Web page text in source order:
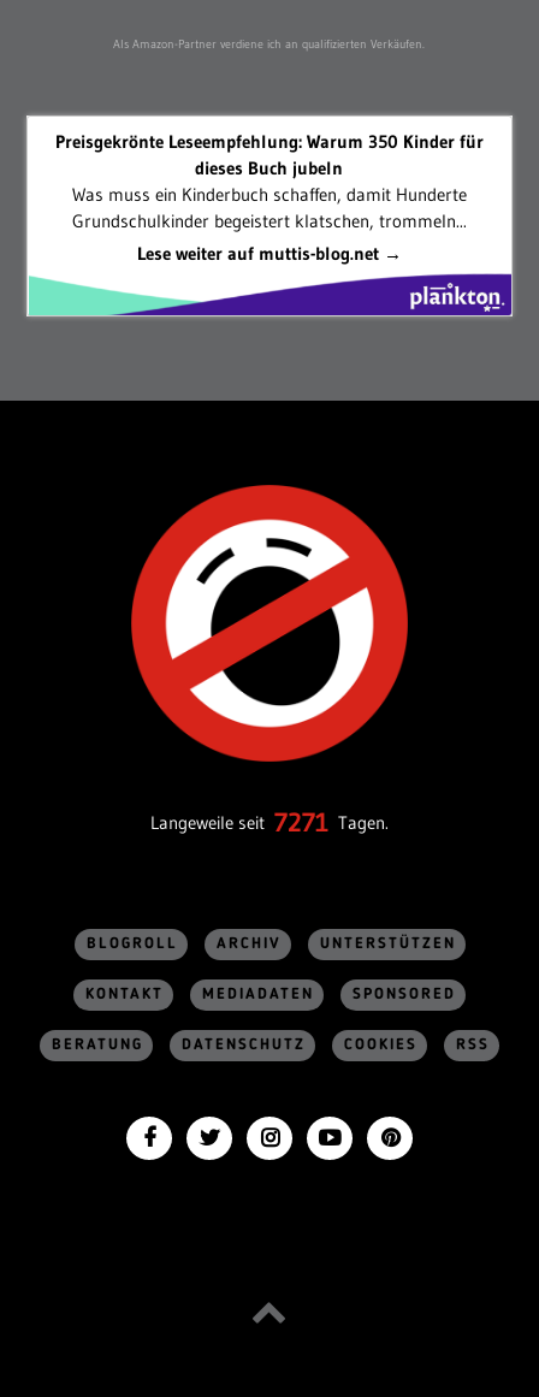
Als Amazon-Partner verdiene ich an qualifizierten Verkäufen.
Preisgekrönte Leseempfehlung: Warum 350 Kinder für
dieses Buch jubeln
Was muss ein Kinderbuch schaffen, damit Hunderte
Grundschulkinder begeistert klatschen, trommeln...
Lese weiter auf muttis-blog.net →
Langeweile seit 7271 Tagen.
BLOGROLL ARCHIV UNTERSTÜTZEN
KONTAKT MEDIADATEN SPONSORED
BERATUNG DATENSCHUTZ COOKIES RSS